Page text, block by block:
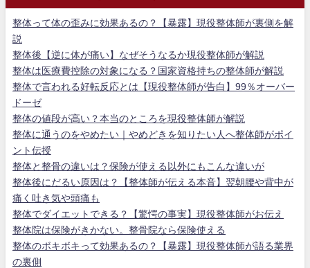
整体って体の歪みに効果あるの？【暴露】現役整体師が裏側を解
説
整体後【逆に体が痛い】なぜそうなるか現役整体師が解説
整体は医療費控除の対象になる？国家資格持ちの整体師が解説
整体で言われる好転反応とは【現役整体師が告白】99％オーバー
ドーゼ
整体の値段が高い？本当のところを現役整体師が解説
整体に通うのをやめたい｜やめどきを知りたい人へ整体師がポイ
ント伝授
整体と整骨の違いは？保険が使える以外にもこんな違いが
整体後にだるい原因は？【整体師が伝える本音】翌朝腰や背中が
痛く吐き気や頭痛も
整体でダイエットできる？【驚愕の事実】現役整体師がお伝え
整体院は保険がきかない。整骨院なら保険使える
整体のボキボキって効果あるの？【暴露】現役整体師が語る業界
の裏側